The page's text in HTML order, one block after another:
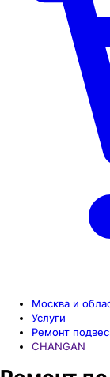
Москва и
Услуги
Ремонт
CHANGAN